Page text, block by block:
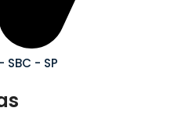
- SP